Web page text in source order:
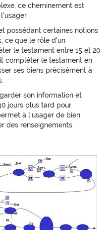
ce cheminement est
possédant certaines notions
ce que le rôle d'un
le testament entre 15 et 20
compléter le testament en
ses biens précisément à
son information et
jours plus tard pour
à l'usager de bien
des renseignements